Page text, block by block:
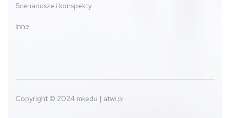
Scenariusze i konspekty
Inne
Copyright © 2024 mkedu | atwi.pl